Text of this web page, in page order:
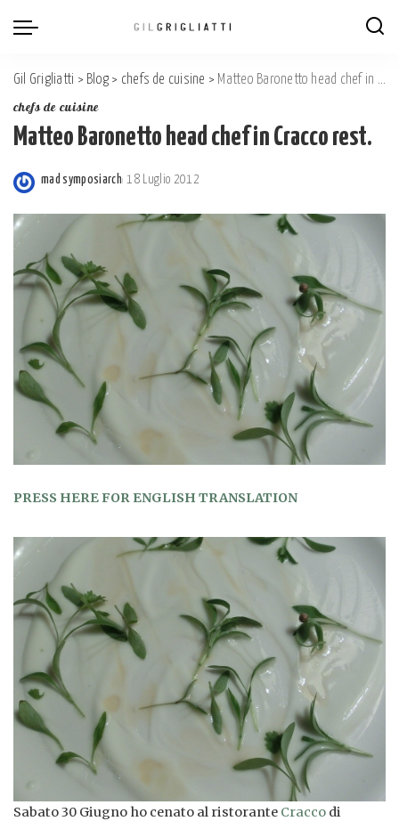
Gil Grigliatti > Blog > chefs de cuisine > Matteo Baronetto head chef in Cracco rest.
chefs de cuisine
Matteo Baronetto head chef in Cracco rest.
Posted
by
mad symposiarch 18 Luglio 2012
PRESS HERE FOR ENGLISH TRANSLATION
Sabato 30 Giugno ho cenato al ristorante Cracco di